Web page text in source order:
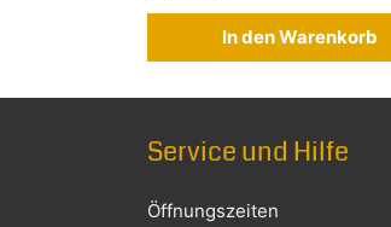
In den Warenkorb
Service und Hilfe
Öffnungszeiten